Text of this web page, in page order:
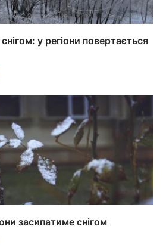
у регіони повертається
засипатиме снігом